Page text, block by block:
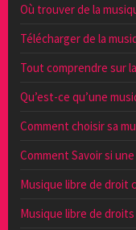
Où trouver de la
Télécharger de la
Tout comprendre sur
Qu’est-ce qu’une
Comment choisir sa
Comment Savoir si
Musique libre de droit
Musique libre de